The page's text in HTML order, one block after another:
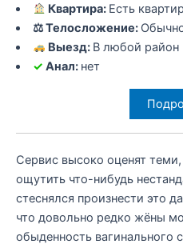
Квартира: Есть
⚖ Телосложение:
Выезд: В любой район
✓ Анал: нет
Сервис высоко оценят
ощутить что-нибудь
стеснялся произнести это
что довольно редко жёны
обыденность вагинального